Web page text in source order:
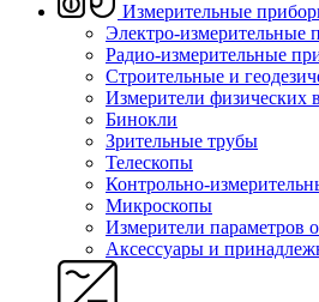
Измерительные
Электро-измерительные
Радио-измерительные
Строительные и
Измерители физических
Бинокли
Зрительные трубы
Телескопы
Контрольно-
Микроскопы
Измерители параметров
Аксессуары и